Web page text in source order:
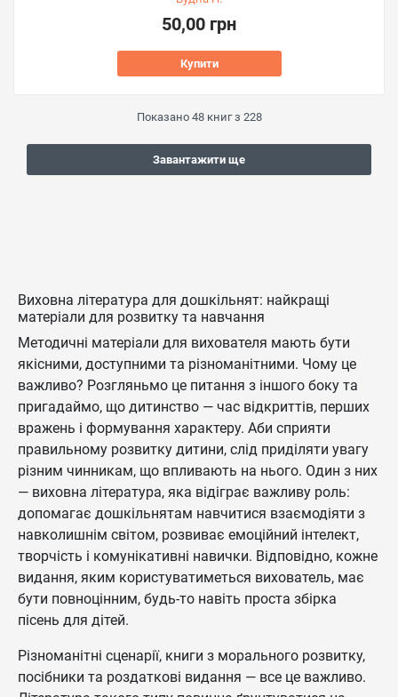
50,00 грн
Купити
Показано 48книг з 228
Завантажити ще
Виховна література для дошкільнят: найкращі
матеріали для розвитку та навчання
Методичні матеріали для вихователя мають бути
якісними, доступними та різноманітними. Чому це
важливо? Розгляньмо це питання з іншого боку та
пригадаймо, що дитинство — час відкриттів, перших
вражень і формування характеру. Аби сприяти
правильному розвитку дитини, слід приділяти увагу
різним чинникам, що впливають на нього. Один з них
— виховна література, яка відіграє важливу роль:
допомагає дошкільнятам навчитися взаємодіяти з
навколишнім світом, розвиває емоційний інтелект,
творчість і комунікативні навички. Відповідно, кожне
видання, яким користуватиметься вихователь, має
бути повноцінним, будь-то навіть проста збірка
пісень для дітей.
Різноманітні сценарії, книги з морального розвитку,
посібники та роздаткові видання — все це важливо.